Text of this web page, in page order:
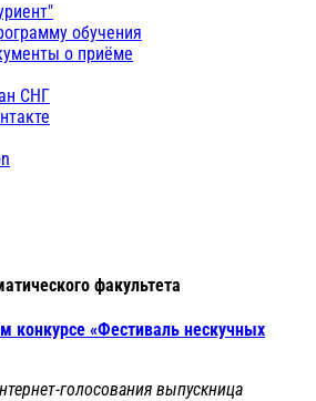
обучения
о приёме
СНГ
факультета
конкурсе «Фестиваль нескучных
голосования выпускница